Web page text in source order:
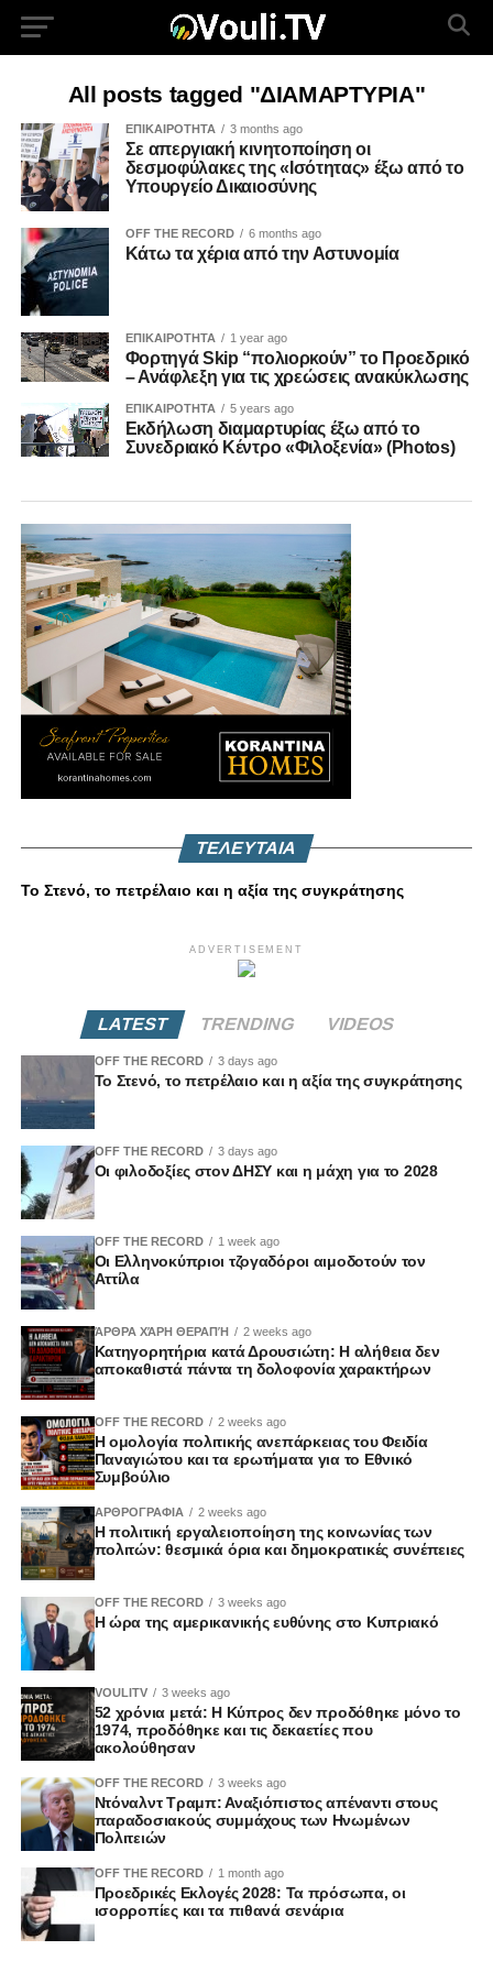
All posts tagged "ΔΙΑΜΑΡΤΥΡΙΑ"
ΕΠΙΚΑΙΡΟΤΗΤΑ 3 months ago
Σε απεργιακή κινητοποίηση οι
δεσμοφύλακες της «Ισότητας» έξω από το
Υπουργείο Δικαιοσύνης
OFF THE RECORD 6 months ago
Κάτω τα χέρια από την Αστυνομία
ΕΠΙΚΑΙΡΟΤΗΤΑ 1 year ago
Φορτηγά Skip “πολιορκούν” το Προεδρικό
– Ανάφλεξη για τις χρεώσεις ανακύκλωσης
ΕΠΙΚΑΙΡΟΤΗΤΑ 5 years ago
Εκδήλωση διαμαρτυρίας έξω από το
Συνεδριακό Κέντρο «Φιλοξενία» (Photos)
ΤΕΛΕΥΤΑΙΑ
Το Στενό, το πετρέλαιο και η αξία της συγκράτησης
ADVERTISEMENT
LATEST TRENDING VIDEOS
OFF THE RECORD 3 days ago
Το Στενό, το πετρέλαιο και η αξία της συγκράτησης
OFF THE RECORD 3 days ago
Οι φιλοδοξίες στον ΔΗΣΥ και η μάχη για το 2028
OFF THE RECORD 1 week ago
Οι Ελληνοκύπριοι τζογαδόροι αιμοδοτούν τον
Αττίλα
ΆΡΘΡΑ ΧΆΡΗ ΘΕΡΑΠΉ 2 weeks ago
Κατηγορητήρια κατά Δρουσιώτη: Η αλήθεια δεν
αποκαθιστά πάντα τη δολοφονία χαρακτήρων
OFF THE RECORD 2 weeks ago
Η ομολογία πολιτικής ανεπάρκειας του Φειδία
Παναγιώτου και τα ερωτήματα για το Εθνικό
Συμβούλιο
ΑΡΘΡΟΓΡΑΦΙΑ 2 weeks ago
Η πολιτική εργαλειοποίηση της κοινωνίας των
πολιτών: θεσμικά όρια και δημοκρατικές συνέπειες
OFF THE RECORD 3 weeks ago
Η ώρα της αμερικανικής ευθύνης στο Κυπριακό
VOULITV 3 weeks ago
52 χρόνια μετά: Η Κύπρος δεν προδόθηκε μόνο το
1974, προδόθηκε και τις δεκαετίες που
ακολούθησαν
OFF THE RECORD 3 weeks ago
Ντόναλντ Τραμπ: Αναξιόπιστος απέναντι στους
παραδοσιακούς συμμάχους των Ηνωμένων
Πολιτειών
OFF THE RECORD 1 month ago
Προεδρικές Εκλογές 2028: Τα πρόσωπα, οι
ισορροπίες και τα πιθανά σενάρια